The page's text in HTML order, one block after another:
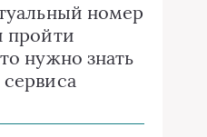
номер
пройти
нужно знать